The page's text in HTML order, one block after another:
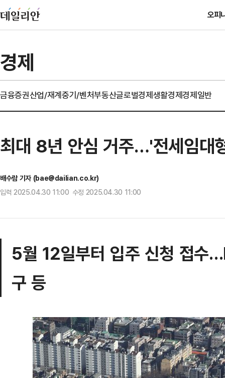
오피
경제
금융증권산업/재계중기/벤처부동산글로벌경제생활경제경제일반
최대 8년 안심 거주…'전세임대
배수람 기자 (bae@dailian.co.kr)
입력 2025.04.30 11:00 수정 2025.04.30 11:00
5월 12일부터 입주 신청 접
구 등